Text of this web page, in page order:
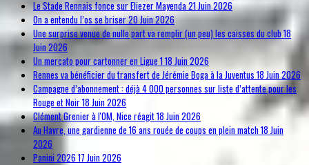
Le Stade Rennais fonce sur Eliezer Mayenda21 Juin 2026
On a entendu l’os se briser20 Juin 2026
Une surprise venue de nulle part va remplir (un peu) les caisses du club18
Juin 2026
Un mercato pour cartonner en Ligue 118 Juin 2026
Rennes va bénéficier du transfert de Jérémie Boga à la Juventus18 Juin 2026
Campagne d’abonnement : déjà 4 000 personnes sur liste d’attente pour les
Rouge et Noir18 Juin 2026
Clément Grenier à l'OM, Nice réagit18 Juin 2026
Au Havre, une gardienne de 16 ans rouée de coups en plein match18 Juin
2026
Panini 2026 17 Juin 2026